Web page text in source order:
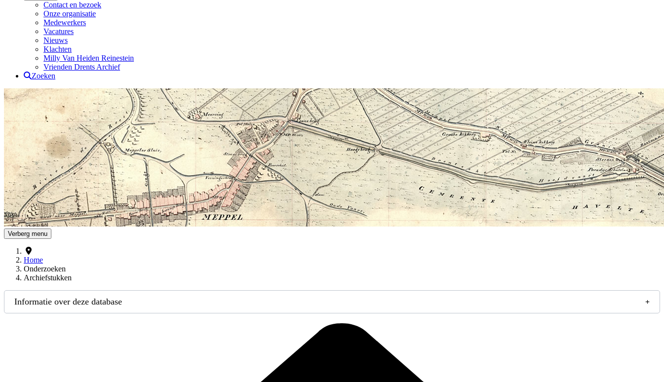
Contact en bezoek
Onze organisatie
Medewerkers
Vacatures
Nieuws
Klachten
Milly Van Heiden Reinestein
Vrienden Drents Archief
Zoeken
Drents Archief
Verberg menu
Home
Onderzoeken
Archiefstukken
Informatie over deze database